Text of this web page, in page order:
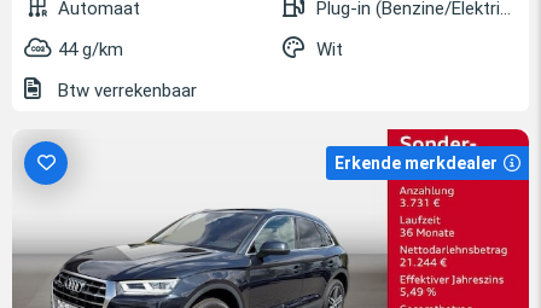
Automaat
Plug-in (Benzine/Elektrisch)
44 g/km
Wit
Btw verrekenbaar
Erkende merkdealer